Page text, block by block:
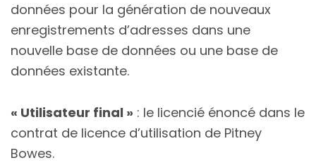
données pour la génération de nouveaux
enregistrements d’adresses dans une
nouvelle base de données ou une base de
données existante.
« Utilisateur final » : le licencié énoncé dans le
contrat de licence d’utilisation de Pitney
Bowes.